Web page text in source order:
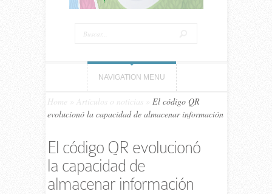
NAVIGATION MENU
Home Artículos o noticias
El código QR
evolucionó la capacidad de almacenar información
El código QR evolucionó
la capacidad de
almacenar información